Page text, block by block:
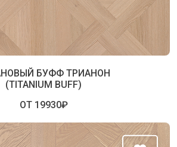
БУФФ ТРИАНОН
(TITANIUM BUFF)
ОТ 19930₽